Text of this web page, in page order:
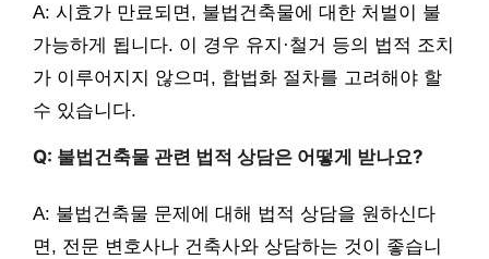
A: 시효가 만료되면, 불법건축물에 대한 처벌이 불
가능하게 됩니다. 이 경우 유지·철거 등의 법적 조치
가 이루어지지 않으며, 합법화 절차를 고려해야 할
수 있습니다.
Q: 불법건축물 관련 법적 상담은 어떻게 받나요?
A: 불법건축물 문제에 대해 법적 상담을 원하신다
면, 전문 변호사나 건축사와 상담하는 것이 좋습니